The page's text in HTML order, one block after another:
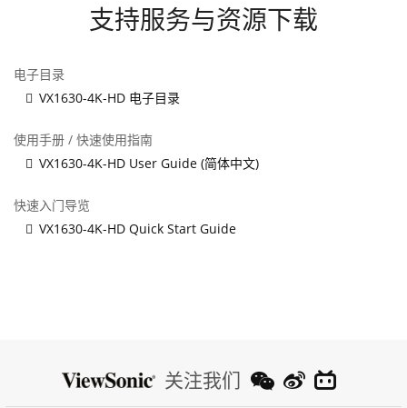
支持服务与资源下载
电子目录
VX1630-4K-HD 电子目录
使用手册 / 快速使用指南
VX1630-4K-HD User Guide (简体中文)
快速入门导览
VX1630-4K-HD Quick Start Guide
关注我们